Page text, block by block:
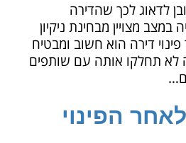
לדאוג לכך שהדירה
מצויין מבחינת ניקיון
פינוי דירה הוא חשוב ומבטיח
לא תחלקו אותה עם שותפים
הפינוי